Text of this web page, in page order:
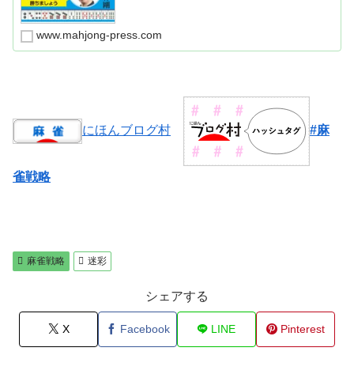
www.mahjong-press.com
にほんブログ村 #麻
雀戦略
麻雀戦略 迷彩
シェアする
X Facebook LINE Pinterest